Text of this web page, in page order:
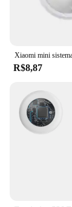
R$8,87